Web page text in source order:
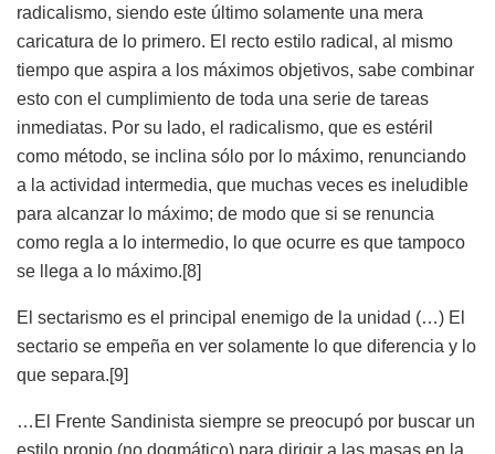
radicalismo, siendo este último solamente una mera
caricatura de lo primero. El recto estilo radical, al mismo
tiempo que aspira a los máximos objetivos, sabe combinar
esto con el cumplimiento de toda una serie de tareas
inmediatas. Por su lado, el radicalismo, que es estéril
como método, se inclina sólo por lo máximo, renunciando
a la actividad intermedia, que muchas veces es ineludible
para alcanzar lo máximo; de modo que si se renuncia
como regla a lo intermedio, lo que ocurre es que tampoco
se llega a lo máximo.[8]
El sectarismo es el principal enemigo de la unidad (…) El
sectario se empeña en ver solamente lo que diferencia y lo
que separa.[9]
…El Frente Sandinista siempre se preocupó por buscar un